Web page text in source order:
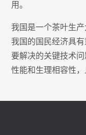
用。
我国是一个茶叶生
我国的国民经济具
要解决的关键技术
性能和生理相容性，